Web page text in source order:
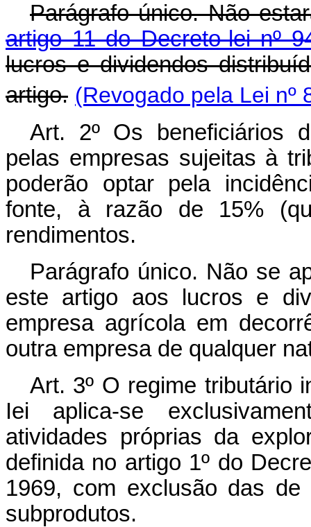
Parágrafo único. Não
artigo 11 do Decreto-lei nº
lucros e dividendos
artigo. (Revogado pela Lei nº
Art. 2º Os beneficiários
pelas empresas sujeitas à
poderão optar pela
fonte, à razão de 15%
rendimentos.
Parágrafo único. Não se
este artigo aos lucros e
empresa agrícola em
outra empresa de qualquer
Art. 3º O regime tributário
Iei aplica-se
atividades próprias da
definida no artigo 1º do
1969, com exclusão das
subprodutos.